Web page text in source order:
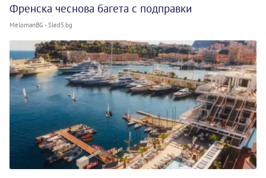
Френска чеснова багета с подправки
MelomanBG - Sled5.bg